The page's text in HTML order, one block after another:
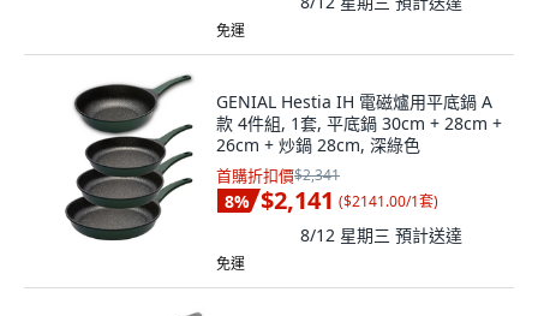
免運
GENIAL Hestia IH 電磁爐用平底鍋 A
款 4件組, 1套, 平底鍋 30cm + 28cm +
26cm + 炒鍋 28cm, 深綠色
首購折扣價$2,341
8% $2,141 ($2141.00/1套)
8/12 星期三 預計送達
免運